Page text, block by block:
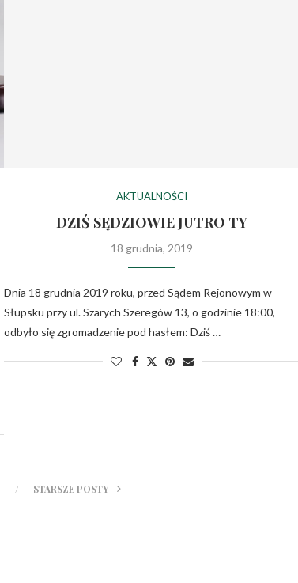
AKTUALNOŚCI
DZIŚ SĘDZIOWIE JUTRO TY
18 grudnia, 2019
Dnia 18 grudnia 2019 roku, przed Sądem Rejonowym w
Słupsku przy ul. Szarych Szeregów 13, o godzinie 18:00,
odbyło się zgromadzenie pod hasłem: Dziś …
STARSZE POSTY